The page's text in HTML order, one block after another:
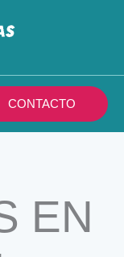
CONTACTO
EN